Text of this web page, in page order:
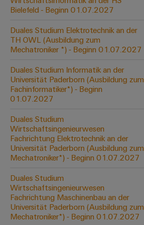
Abwasseraufbereitung
für
die
Wasser-
Abwasserindustrie
Wasserstoff
Wasserstoff
Schlüsseltechnologie
für
die
Energiewende
Effizienter
Betrieb
von
Windparks
Werkzeuge
Automaten
Software
Markierer
Industriedrucker
Cabinet
Infrastructure
Assemblierungsservice
Bestückte
Klemmenleisten
Bielefeld - Beginn 01.07.2027
Duales Studium Elektrotechnik an der
TH OWL (Ausbildung zum
Mechatroniker *) - Beginn 01.07.2027
Duales Studium Informatik an der
Universität Paderborn (Ausbildung zum
Fachinformatiker*) - Beginn
01.07.2027
Duales Studium
Wirtschaftsingenieurwesen
Fachrichtung Elektrotechnik an der
Universität Paderborn (Ausbildung zum
Mechatroniker*) - Beginn 01.07.2027
Duales Studium
Wirtschaftsingenieurwesen
Fachrichtung Maschinenbau an der
Universität Paderborn (Ausbildung zum
Mechatroniker*) - Beginn 01.07.2027